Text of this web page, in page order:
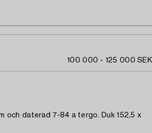
100 000 - 125 000 SEK
och daterad 7-84 a tergo. Duk 152,5 x